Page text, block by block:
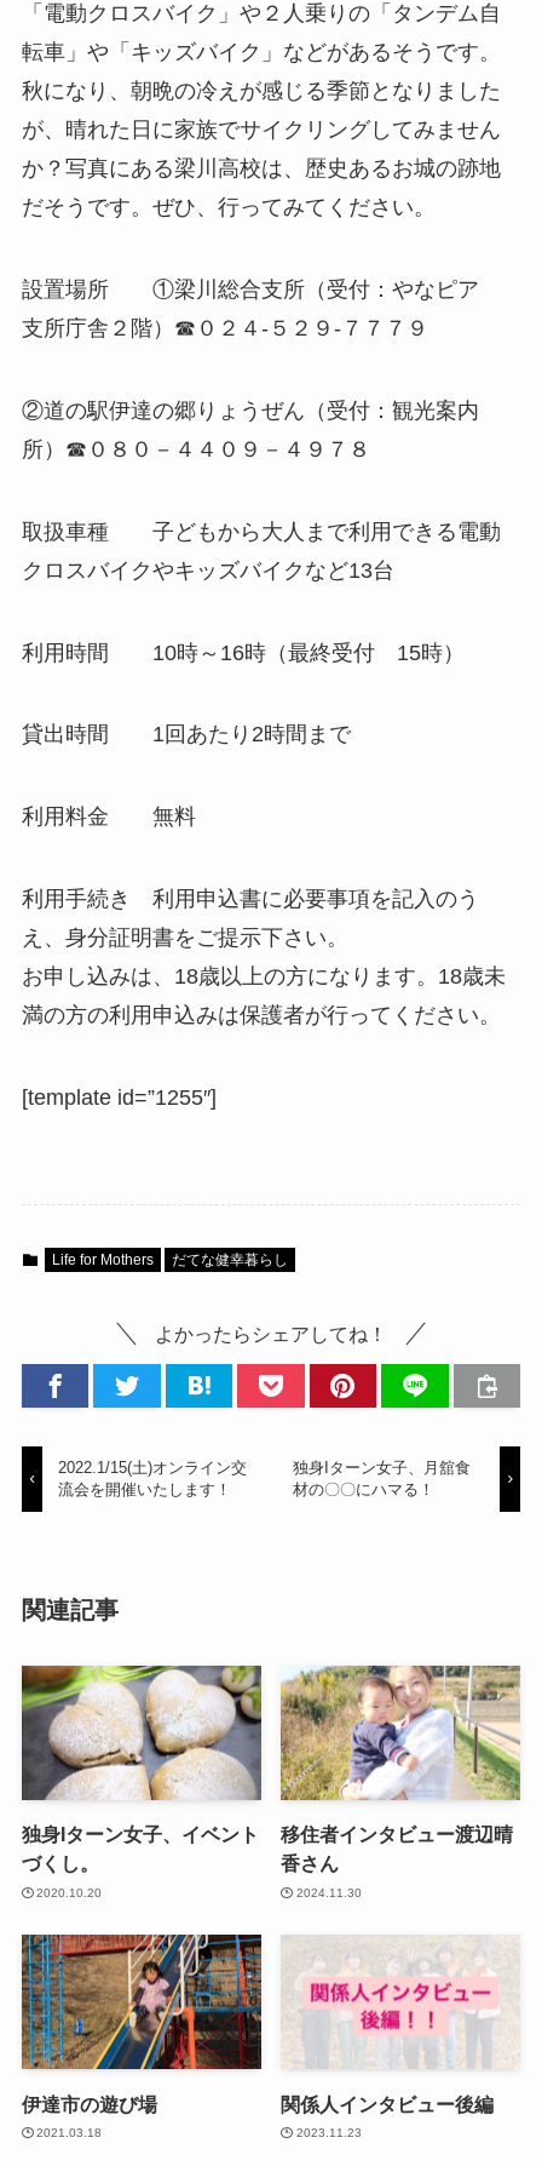
「電動クロスバイク」や２人乗りの「タンデム自
転車」や「キッズバイク」などがあるそうです。
秋になり、朝晩の冷えが感じる季節となりました
が、晴れた日に家族でサイクリングしてみません
か？写真にある梁川高校は、歴史あるお城の跡地
だそうです。ぜひ、行ってみてください。
設置場所 ①梁川総合支所（受付：やなピア
支所庁舎２階）☎０２４‐５２９‐７７７９
②道の駅伊達の郷りょうぜん（受付：観光案内
所）☎０８０－４４０９－４９７８
取扱車種 子どもから大人まで利用できる電動
クロスバイクやキッズバイクなど13台
利用時間 10時～16時（最終受付 15時）
貸出時間 1回あたり2時間まで
利用料金 無料
利用手続き 利用申込書に必要事項を記入のう
え、身分証明書をご提示下さい。
お申し込みは、18歳以上の方になります。18歳未
満の方の利用申込みは保護者が行ってください。
[template id=”1255″]
Life for Mothers だてな健幸暮らし
よかったらシェアしてね！
2022.1/15(土)オンライン交
流会を開催いたします！
独身Iターン女子、月舘食
材の〇〇にハマる！
関連記事
独身Iターン女子、イベント
づくし。
2020.10.20
移住者インタビュー渡辺晴
香さん
2024.11.30
伊達市の遊び場
2021.03.18
関係人インタビュー後編
2023.11.23